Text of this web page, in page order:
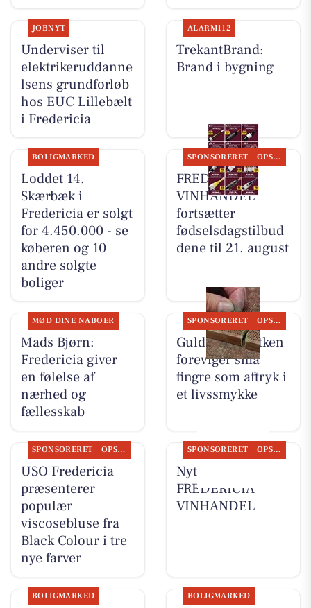
JOBNYT
Underviser til
elektrikeruddanne
lsens grundforløb
hos EUC Lillebælt
i Fredericia
ALARM112
TrekantBrand:
Brand i bygning
BOLIGMARKED
Loddet 14,
Skærbæk i
Fredericia er solgt
for 4.450.000 - se
køberen og 10
andre solgte
boliger
SPONSORERET OPSLAGSTAVLEN
FREDERICIA
VINHANDEL
fortsætter
fødselsdagstilbud
dene til 21. august
MØD DINE NABOER
Mads Bjørn:
Fredericia giver
en følelse af
nærhed og
fællesskab
SPONSORERET OPSLAGSTAVLEN
Guldsmed Lütken
foreviger små
fingre som aftryk i
et livssmykke
SPONSORERET OPSLAGSTAVLEN
USO Fredericia
præsenterer
populær
viscosebluse fra
Black Colour i tre
nye farver
SPONSORERET OPSLAGSTAVLEN
Nyt fra
FREDERICIA
VINHANDEL
BOLIGMARKED BOLIGMARKED